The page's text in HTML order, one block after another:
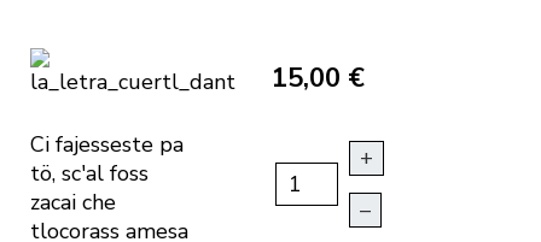
Ci fajesseste pa
tö, sc'al foss
zacai che
tlocorass amesa
15,00 €
+
–